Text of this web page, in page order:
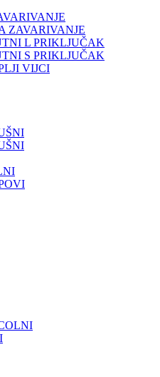
ZAVARIVANJE
L PRIKLJUČAK
S PRIKLJUČAK
VIJCI